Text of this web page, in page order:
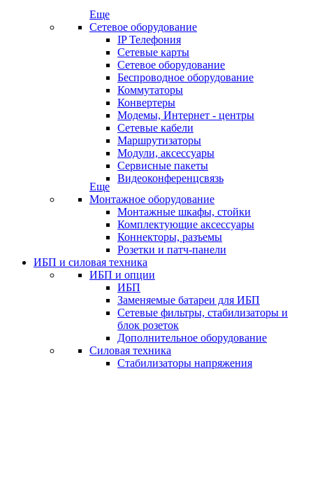
Еще
Сетевое оборудование
IP Телефония
Сетевые карты
Сетевое оборудование
Беспроводное оборудование
Коммутаторы
Конвертеры
Модемы, Интернет - центры
Сетевые кабели
Маршрутизаторы
Модули, аксессуары
Сервисные пакеты
Видеоконференцсвязь
Еще
Монтажное оборудование
Монтажные шкафы, стойки
Комплектующие аксессуары
Коннекторы, разъемы
Розетки и патч-панели
ИБП и силовая техника
ИБП и опции
ИБП
Заменяемые батареи для ИБП
Сетевые фильтры, стабилизаторы и
блок розеток
Дополнительное оборудование
Силовая техника
Стабилизаторы напряжения